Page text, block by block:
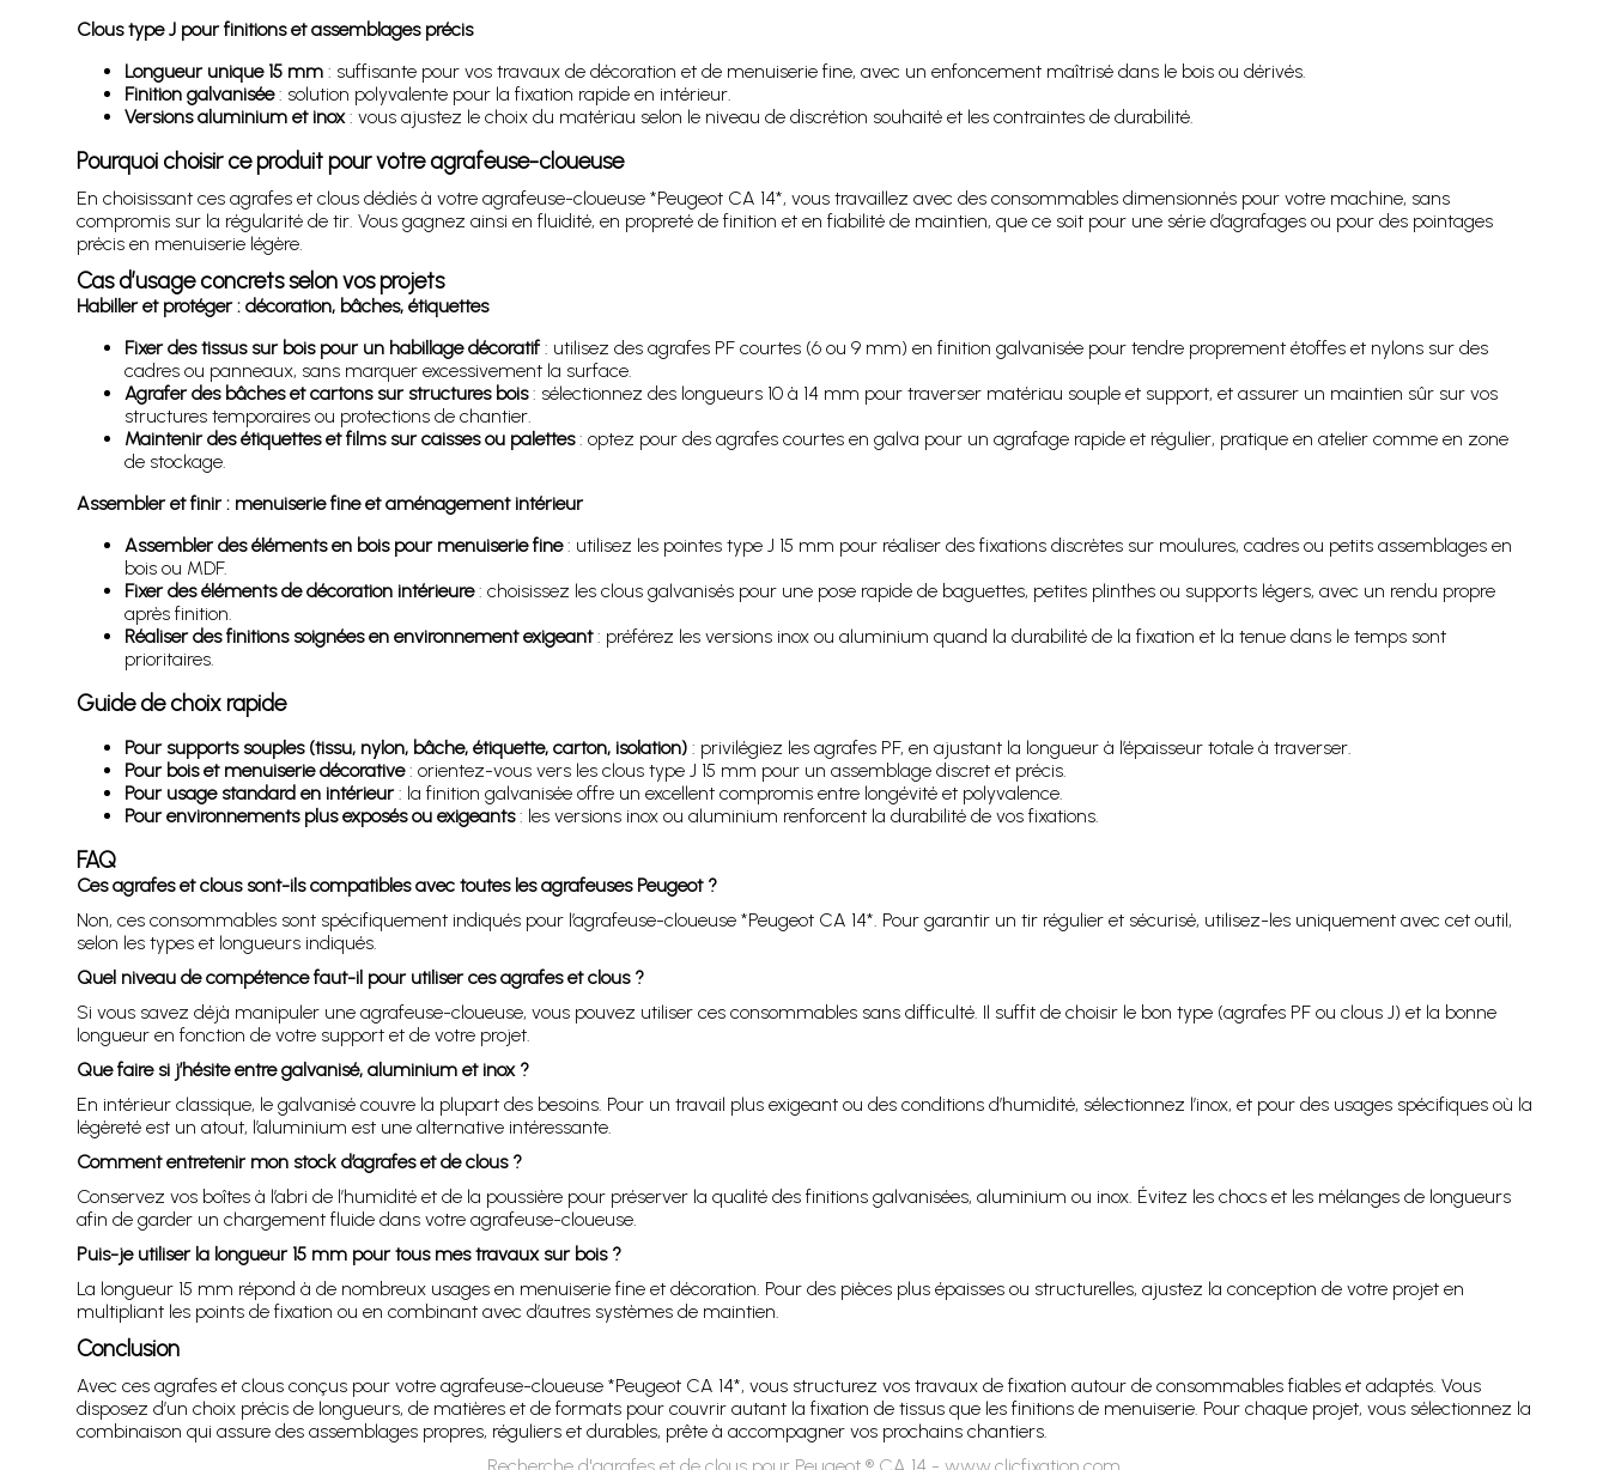
Clous type J pour finitions et assemblages précis
Longueur unique 15 mm: suffisante pour vos travaux de décoration et de menuiserie fine, avec un enfoncement maîtrisé dans le bois ou dérivés.
Finition galvanisée: solution polyvalente pour la fixation rapide en intérieur.
Versions aluminium et inox: vous ajustez le choix du matériau selon le niveau de discrétion souhaité et les contraintes de durabilité.
Pourquoi choisir ce produit pour votre agrafeuse-cloueuse
En choisissant ces agrafes et clous dédiés à votre agrafeuse-cloueuse *Peugeot CA 14*, vous travaillez avec des consommables dimensionnés pour votre machine, sans
compromis sur la régularité de tir. Vous gagnez ainsi en fluidité, en propreté de finition et en fiabilité de maintien, que ce soit pour une série d’agrafages ou pour des pointages
précis en menuiserie légère.
Cas d’usage concrets selon vos projets
Habiller et protéger : décoration, bâches, étiquettes
Fixer des tissus sur bois pour un habillage décoratif: utilisez des agrafes PF courtes (6 ou 9 mm) en finition galvanisée pour tendre proprement étoffes et nylons sur des
cadres ou panneaux, sans marquer excessivement la surface.
Agrafer des bâches et cartons sur structures bois: sélectionnez des longueurs 10 à 14 mm pour traverser matériau souple et support, et assurer un maintien sûr sur vos
structures temporaires ou protections de chantier.
Maintenir des étiquettes et films sur caisses ou palettes: optez pour des agrafes courtes en galva pour un agrafage rapide et régulier, pratique en atelier comme en zone
de stockage.
Assembler et finir : menuiserie fine et aménagement intérieur
Assembler des éléments en bois pour menuiserie fine: utilisez les pointes type J 15 mm pour réaliser des fixations discrètes sur moulures, cadres ou petits assemblages en
bois ou MDF.
Fixer des éléments de décoration intérieure: choisissez les clous galvanisés pour une pose rapide de baguettes, petites plinthes ou supports légers, avec un rendu propre
après finition.
Réaliser des finitions soignées en environnement exigeant: préférez les versions inox ou aluminium quand la durabilité de la fixation et la tenue dans le temps sont
prioritaires.
Guide de choix rapide
Pour supports souples (tissu, nylon, bâche, étiquette, carton, isolation): privilégiez les agrafes PF, en ajustant la longueur à l’épaisseur totale à traverser.
Pour bois et menuiserie décorative: orientez-vous vers les clous type J 15 mm pour un assemblage discret et précis.
Pour usage standard en intérieur: la finition galvanisée offre un excellent compromis entre longévité et polyvalence.
Pour environnements plus exposés ou exigeants: les versions inox ou aluminium renforcent la durabilité de vos fixations.
FAQ
Ces agrafes et clous sont-ils compatibles avec toutes les agrafeuses Peugeot ?
Non, ces consommables sont spécifiquement indiqués pour l’agrafeuse-cloueuse *Peugeot CA 14*. Pour garantir un tir régulier et sécurisé, utilisez-les uniquement avec cet outil,
selon les types et longueurs indiqués.
Quel niveau de compétence faut-il pour utiliser ces agrafes et clous ?
Si vous savez déjà manipuler une agrafeuse-cloueuse, vous pouvez utiliser ces consommables sans difficulté. Il suffit de choisir le bon type (agrafes PF ou clous J) et la bonne
longueur en fonction de votre support et de votre projet.
Que faire si j’hésite entre galvanisé, aluminium et inox ?
En intérieur classique, le galvanisé couvre la plupart des besoins. Pour un travail plus exigeant ou des conditions d’humidité, sélectionnez l’inox, et pour des usages spécifiques où la
légèreté est un atout, l’aluminium est une alternative intéressante.
Comment entretenir mon stock d’agrafes et de clous ?
Conservez vos boîtes à l’abri de l’humidité et de la poussière pour préserver la qualité des finitions galvanisées, aluminium ou inox. Évitez les chocs et les mélanges de longueurs
afin de garder un chargement fluide dans votre agrafeuse-cloueuse.
Puis-je utiliser la longueur 15 mm pour tous mes travaux sur bois ?
La longueur 15 mm répond à de nombreux usages en menuiserie fine et décoration. Pour des pièces plus épaisses ou structurelles, ajustez la conception de votre projet en
multipliant les points de fixation ou en combinant avec d’autres systèmes de maintien.
Conclusion
Avec ces agrafes et clous conçus pour votre agrafeuse-cloueuse *Peugeot CA 14*, vous structurez vos travaux de fixation autour de consommables fiables et adaptés. Vous
disposez d’un choix précis de longueurs, de matières et de formats pour couvrir autant la fixation de tissus que les finitions de menuiserie. Pour chaque projet, vous sélectionnez la
combinaison qui assure des assemblages propres, réguliers et durables, prête à accompagner vos prochains chantiers.
Recherche d'agrafes et de clous pour Peugeot ® CA 14 - www.clicfixation.com